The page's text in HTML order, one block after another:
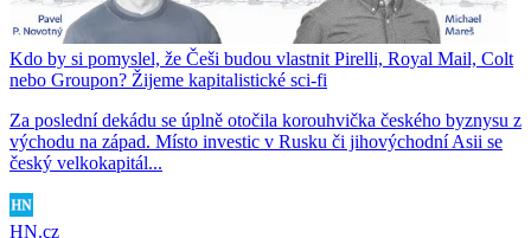
Kdo by si pomyslel, že Češi budou vlastnit Pirelli, Royal Mail, Colt
nebo Groupon? Žijeme kapitalistické sci-fi
Za poslední dekádu se úplně otočila korouhvička českého byznysu z
východu na západ. Místo investic v Rusku či jihovýchodní Asii se
český velkokapitál...
HN.cz